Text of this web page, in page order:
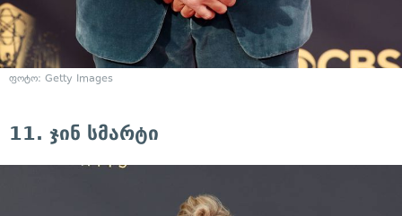
ფოტო: Getty Images
11. ჯინ სმარტი